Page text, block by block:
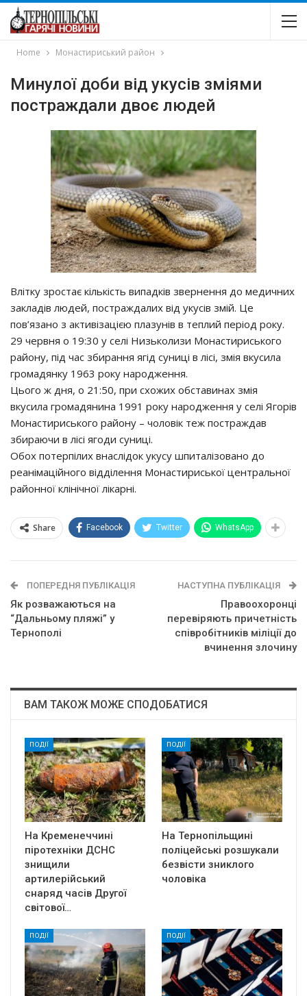
Home Монастириський район
Минулої доби від укусів зміями
постраждали двоє людей
Влітку зростає кількість випадків звернення до медичних
закладів людей, постраждалих від укусів змій. Це
пов’язано з активізацією плазунів в теплий період року.
29 червня о 19:30 у селі Низьколизи Монастириського
району, під час збирання ягід суниці в лісі, змія вкусила
громадянку 1963 року народження.
Цього ж дня, о 21:50, при схожих обставинах змія
вкусила громадянина 1991 року народження у селі Ягорів
Монастириського району – чоловік теж постраждав
збираючи в лісі ягоди суниці.
Обох потерпілих внаслідок укусу шпиталізовано до
реанімаційного відділення Монастириської центральної
районної клінічної лікарні.
Share Facebook Twitter WhatsApp
ПОПЕРЕДНЯ ПУБЛІКАЦІЯ
Як розважаються на
“Дальньому пляжі” у
Тернополі
НАСТУПНА ПУБЛІКАЦІЯ
Правоохоронці
перевіряють причетність
співробітників міліції до
вчинення злочину
ВАМ ТАКОЖ МОЖЕ СПОДОБАТИСЯ
ПОДІЇ
На Кременеччині
піротехніки ДСНС
знищили
артилерійський
снаряд часів Другої
світової…
ПОДІЇ
На Тернопільщині
поліцейські розшукали
безвісти зниклого
чоловіка
ПОДІЇ ПОДІЇ